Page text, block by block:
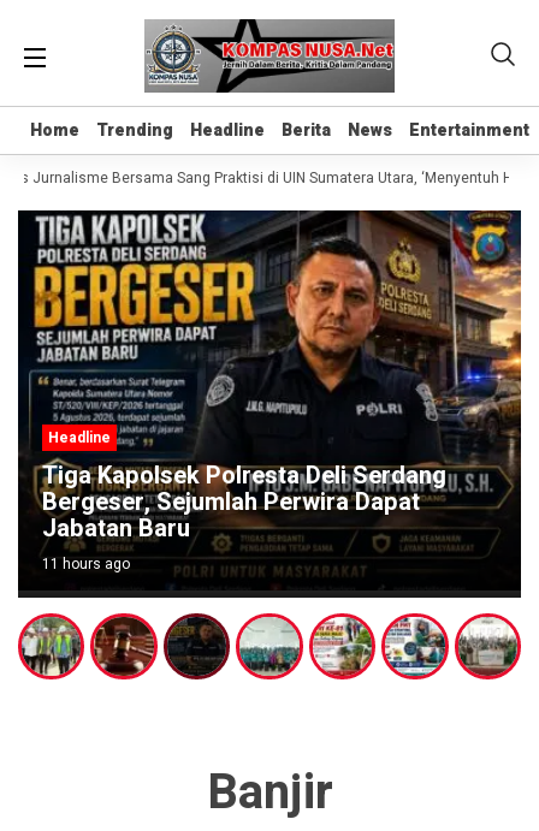
Home Trending Headline Berita News Entertainment
Home Trending Headline Berita News Entertainment
Jurnalisme Bersama Sang Praktisi di UIN Sumatera Utara, ‘Menyentuh Hati
Headline
Tiga Kapolsek Polresta Deli Serdang
Bergeser, Sejumlah Perwira Dapat
Jabatan Baru
11 hours ago
Banjir